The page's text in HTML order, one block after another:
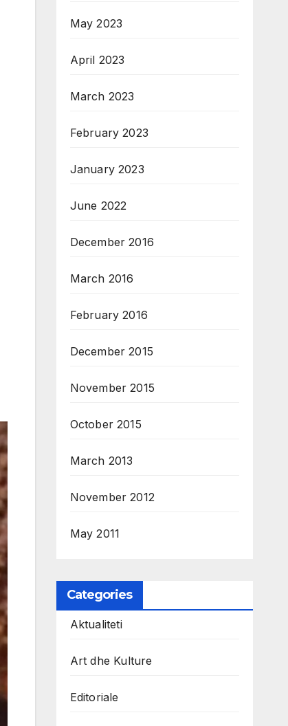
May 2023
April 2023
March 2023
February 2023
January 2023
June 2022
December 2016
March 2016
February 2016
December 2015
November 2015
October 2015
March 2013
November 2012
May 2011
Categories
Aktualiteti
Art dhe Kulture
Editoriale